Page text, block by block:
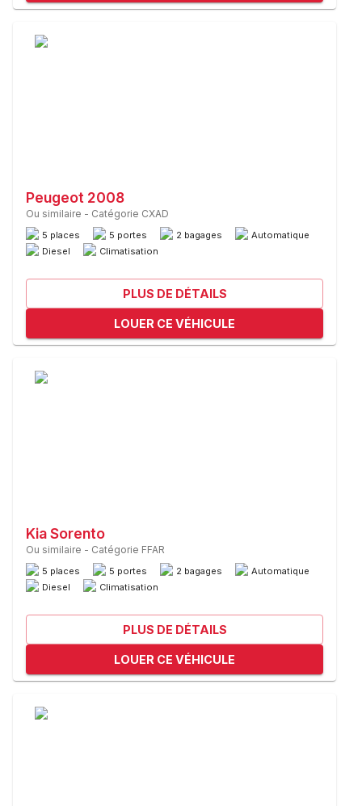
Peugeot 2008
Ou similaire - Catégorie CXAD
5 places 5 portes 2 bagages
Automatique
Diesel
Climatisation
PLUS DE DÉTAILS
LOUER CE VÉHICULE
Kia Sorento
Ou similaire - Catégorie FFAR
5 places 5 portes 2 bagages
Automatique
Diesel
Climatisation
PLUS DE DÉTAILS
LOUER CE VÉHICULE